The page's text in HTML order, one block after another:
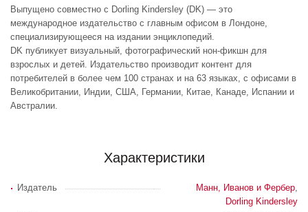
Выпущено совместно с Dorling Kindersley (DK) — это
международное издательство с главным офисом в Лондоне,
специализирующееся на издании энциклопедий.
DK публикует визуальный, фотографический нон-фикшн для
взрослых и детей. Издательство производит контент для
потребителей в более чем 100 странах и на 63 языках, с офисами в
Великобритании, Индии, США, Германии, Китае, Канаде, Испании и
Австралии.
Характеристики
Издатель Манн, Иванов и Фербер,
Dorling Kindersley